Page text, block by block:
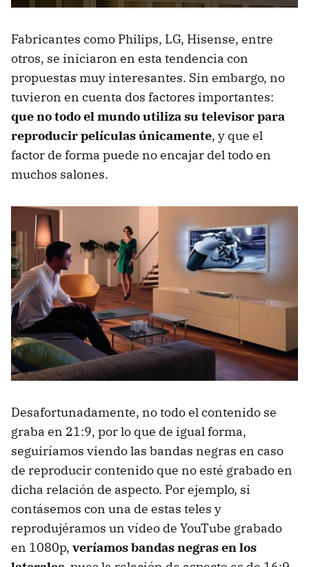
Fabricantes como Philips, LG, Hisense, entre
otros, se iniciaron en esta tendencia con
propuestas muy interesantes. Sin embargo, no
tuvieron en cuenta dos factores importantes:
que no todo el mundo utiliza su televisor para
reproducir películas únicamente, y que el
factor de forma puede no encajar del todo en
muchos salones.
Desafortunadamente, no todo el contenido se
graba en 21:9, por lo que de igual forma,
seguiríamos viendo las bandas negras en caso
de reproducir contenido que no esté grabado en
dicha relación de aspecto. Por ejemplo, si
contásemos con una de estas teles y
reprodujéramos un vídeo de YouTube grabado
en 1080p, veríamos bandas negras en los